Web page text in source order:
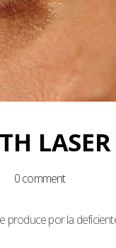
LASER
0 comment
produce por la